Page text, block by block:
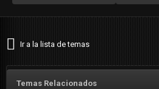
Ir a la lista de temas
Temas Relacionados